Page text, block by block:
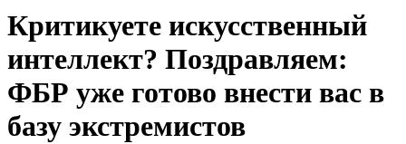
Критикуете искусственный
интеллект? Поздравляем:
ФБР уже готово внести вас в
базу экстремистов